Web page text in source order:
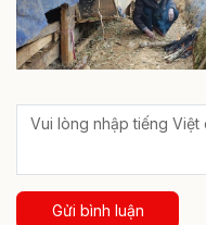
Gửi bình luận